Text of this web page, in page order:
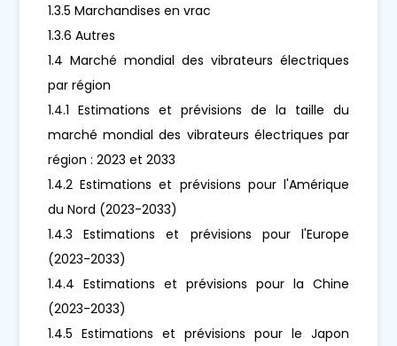
1.3.5 Marchandises en vrac
1.3.6 Autres
1.4 Marché mondial des vibrateurs électriques
par région
1.4.1 Estimations et prévisions de la taille du
marché mondial des vibrateurs électriques par
région : 2023 et 2033
1.4.2 Estimations et prévisions pour l'Amérique
du Nord (2023-2033)
1.4.3 Estimations et prévisions pour l'Europe
(2023-2033)
1.4.4 Estimations et prévisions pour la Chine
(2023-2033)
1.4.5 Estimations et prévisions pour le Japon